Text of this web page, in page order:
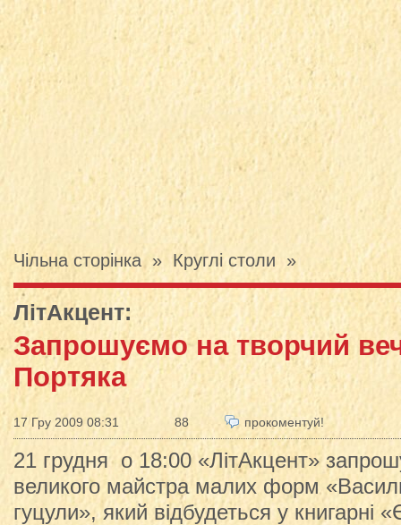
Чільна сторінка» Круглі столи »
ЛітАкцент:
Запрошуємо на творчий
Портяка
17 Гру 2009 08:31 88 прокоментуй!
21 грудня о 18:00 «ЛітАкцент»
великого майстра малих форм
гуцули», який відбудеться у книгарні